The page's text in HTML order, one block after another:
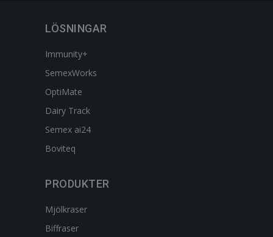
LÖSNINGAR
Immunity+
SemexWorks
OptiMate
Dairy Track
Semex ai24
Boviteq
PRODUKTER
Mjölkraser
Biffraser